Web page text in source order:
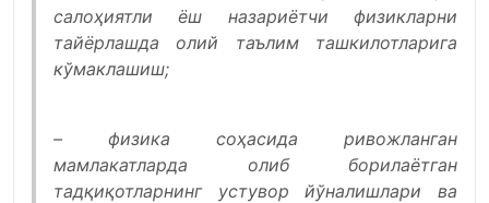
салоҳиятли ёш назариётчи физикларни
тайёрлашда олий таълим ташкилотларига
кўмаклашиш;
– физика соҳасида ривожланган
мамлакатларда олиб борилаётган
тадқиқотларнинг устувор йўналишлари ва